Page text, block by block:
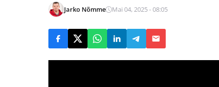
Jarko Nõmme Mai 04, 2025 - 08:05